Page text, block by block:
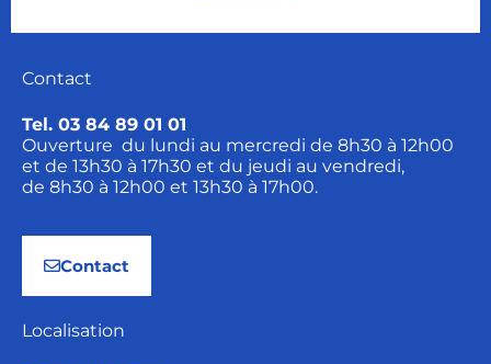
Contact
Tel. 03 84 89 01 01
Ouverture du lundi au mercredi de 8h30 à 12h00
et de 13h30 à 17h30 et du jeudi au vendredi,
de 8h30 à 12h00 et 13h30 à 17h00.
Contact
Localisation